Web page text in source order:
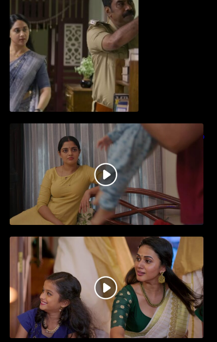
തിയേറ്ററിൽ വൻ വിജയമായി മുന്നേറിയ
ഗുരുവായൂർ അംബലനടയിൽ… വീഡിയോ
സോങ്ങ്..
ജനപ്രിയ നടൻ ദിലീപ് നയകമായി
എത്തുന്ന പവി കെയർ ടേക്കർ.. വീഡിയോ
സോംഗ്…